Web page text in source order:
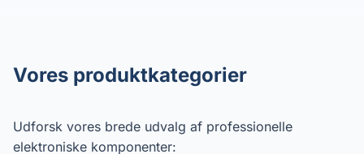
Vores produktkategorier
Udforsk vores brede udvalg af professionelle
elektroniske komponenter: